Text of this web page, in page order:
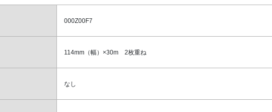
000Z00F7
114mm（幅）×30m 2枚重ね
なし